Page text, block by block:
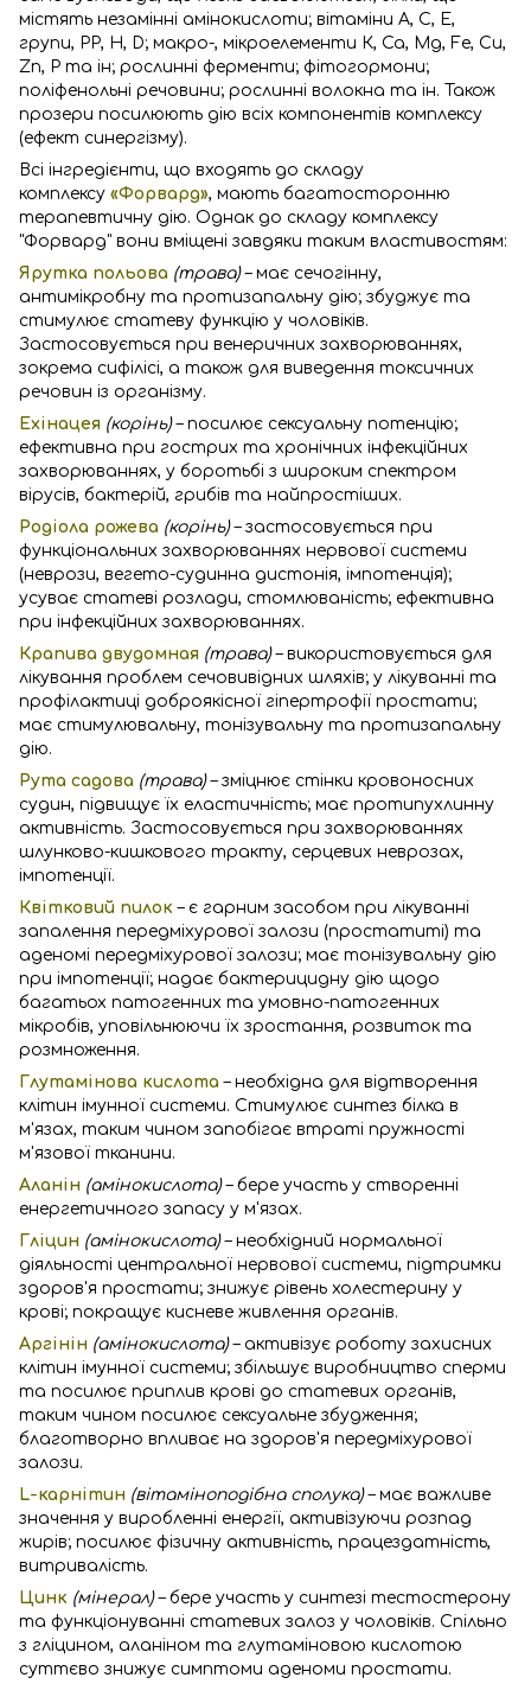
містять незамінні амінокислоти; вітаміни А, С, Е,
групи, РР, Н, D; макро-, мікроелементи К, Са, Mg, Fe, Cu,
Zn, P та ін; рослинні ферменти; фітогормони;
поліфенольні речовини; рослинні волокна та ін. Також
прозери посилюють дію всіх компонентів комплексу
(ефект синергізму).
Всі інгредієнти, що входять до складу
комплексу «Форвард», мають багатосторонню
терапевтичну дію. Однак до складу комплексу
"Форвард" вони вміщені завдяки таким властивостям:
Ярутка польова (трава)– має сечогінну,
антимікробну та протизапальну дію; збуджує та
стимулює статеву функцію у чоловіків.
Застосовується при венеричних захворюваннях,
зокрема сифілісі, а також для виведення токсичних
речовин із організму.
Ехінацея (корінь)– посилює сексуальну потенцію;
ефективна при гострих та хронічних інфекційних
захворюваннях, у боротьбі з широким спектром
вірусів, бактерій, грибів та найпростіших.
Родіола рожева (корінь)– застосовується при
функціональних захворюваннях нервової системи
(неврози, вегето-судинна дистонія, імпотенція);
усуває статеві розлади, стомлюваність; ефективна
при інфекційних захворюваннях.
Крапива двудомная (трава)– використовується для
лікування проблем сечовивідних шляхів; у лікуванні та
профілактиці доброякісної гіпертрофії простати;
має стимулювальну, тонізувальну та протизапальну
дію.
Рута садова (трава)– зміцнює стінки кровоносних
судин, підвищує їх еластичність; має протипухлинну
активність. Застосовується при захворюваннях
шлунково-кишкового тракту, серцевих неврозах,
імпотенції.
Квітковий пилок – є гарним засобом при лікуванні
запалення передміхурової залози (простатиті) та
аденомі передміхурової залози; має тонізувальну дію
при імпотенції; надає бактерицидну дію щодо
багатьох патогенних та умовно-патогенних
мікробів, уповільнюючи їх зростання, розвиток та
розмноження.
Глутамінова кислота – необхідна для відтворення
клітин імунної системи. Стимулює синтез білка в
м'язах, таким чином запобігає втраті пружності
м'язової тканини.
Аланін (амінокислота)– бере участь у створенні
енергетичного запасу у м'язах.
Гліцин (амінокислота)– необхідний нормальної
діяльності центральної нервової системи, підтримки
здоров'я простати; знижує рівень холестерину у
крові; покращує кисневе живлення органів.
Аргінін (амінокислота)– активізує роботу захисних
клітин імунної системи; збільшує виробництво сперми
та посилює приплив крові до статевих органів,
таким чином посилює сексуальне збудження;
благотворно впливає на здоров'я передміхурової
залози.
L-карнітин (вітаміноподібна сполука)– має важливе
значення у виробленні енергії, активізуючи розпад
жирів; посилює фізичну активність, працездатність,
витривалість.
Цинк (мінерал)– бере участь у синтезі тестостерону
та функціонуванні статевих залоз у чоловіків. Спільно
з гліцином, аланіном та глутаміновою кислотою
суттєво знижує симптоми аденоми простати.